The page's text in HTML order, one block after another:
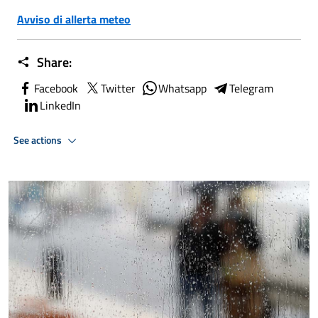
Avviso di allerta meteo
Share:
Facebook Twitter Whatsapp
Telegram
LinkedIn
See actions